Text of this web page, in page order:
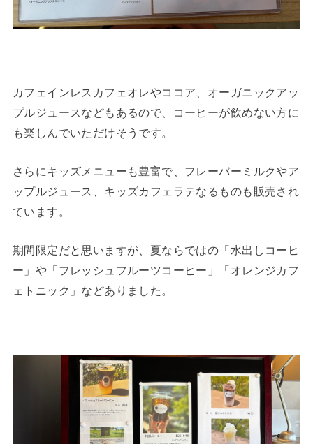
カフェインレスカフェオレやココア、オーガニックアッ
プルジュースなどもあるので、コーヒーが飲めない方に
も楽しんでいただけそうです。
さらにキッズメニューも豊富で、フレーバーミルクやア
ップルジュース、キッズカフェラテなるものも販売され
ています。
期間限定だと思いますが、夏ならではの「水出しコーヒ
ー」や「フレッシュフルーツコーヒー」「オレンジカフ
ェトニック」などありました。